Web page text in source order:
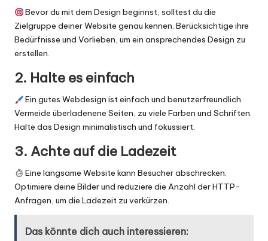
Bevor du mit dem Design beginnst, solltest du die
Zielgruppe deiner Website genau kennen. Berücksichtige ihre
Bedürfnisse und Vorlieben, um ein ansprechendes Design zu
erstellen.
2. Halte es einfach
Ein gutes Webdesign ist einfach und benutzerfreundlich.
Vermeide überladenene Seiten, zu viele Farben und Schriften.
Halte das Design minimalistisch und fokussiert.
3. Achte auf die Ladezeit
Eine langsame Website kann Besucher abschrecken.
Optimiere deine Bilder und reduziere die Anzahl der HTTP-
Anfragen, um die Ladezeit zu verkürzen.
Das könnte dich auch interessieren: